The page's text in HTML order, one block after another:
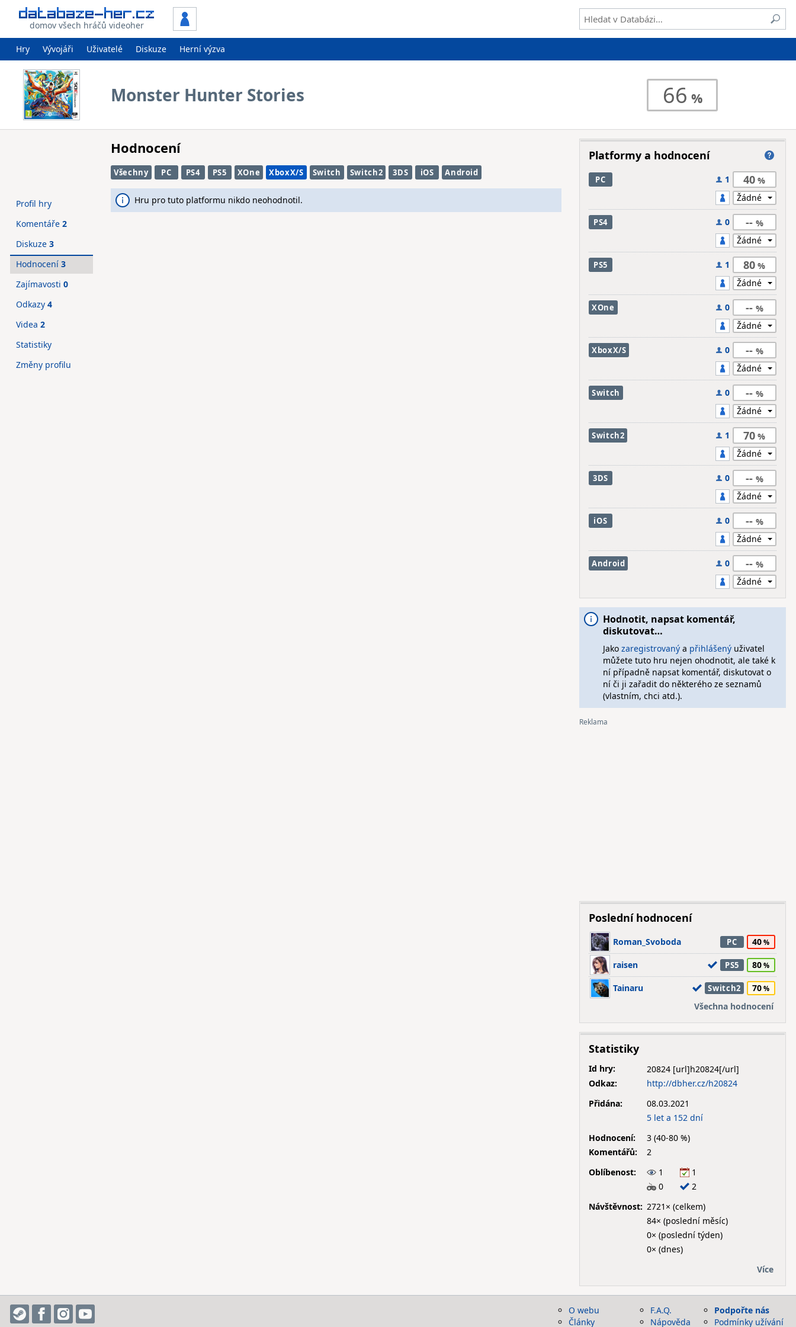
domov všech hráčů videoher
Hry Vývojáři Uživatelé Diskuze Herní výzva
Monster Hunter Stories 66
Hodnocení
Všechny PC PS4 PS5 XOne XboxX/S Switch Switch2 3DS iOS Android
Hru pro tuto platformu nikdo neohodnotil.
Profil hry
Komentáře 2
Diskuze 3
Hodnocení 3
Zajímavosti 0
Odkazy 4
Videa 2
Statistiky
Změny profilu
Platformy a hodnocení
PC 1 40
PS4 0 --
PS5 1 80
XOne 0 --
XboxX/S 0 --
Switch 0 --
Switch2 1 70
3DS 0 --
iOS 0 --
Android 0 --
Hodnotit, napsat komentář,
diskutovat…
Jako zaregistrovanýa přihlášenýuživatel
můžete tuto hru nejen ohodnotit, ale také k
ní případně napsat komentář, diskutovat o
ní či ji zařadit do některého ze seznamů
(vlastním, chci atd.).
Poslední hodnocení
Roman_Svoboda PC 40
raisen PS5 80
Tainaru Switch2
70
Všechna hodnocení
Statistiky
Id hry:
20824
Odkaz:
http://dbher.cz/h20824
Přidána:
08.03.2021
5 let a 152 dní
Hodnocení:
3 (40-80 %)
Komentářů:
2
Oblíbenost:
1
1
0
2
Návštěvnost: 2721× (celkem)
84× (poslední měsíc)
0× (poslední týden)
0× (dnes)
Více
O webu
Články
F.A.Q.
Nápověda
Podpořte nás
Podmínky užívání